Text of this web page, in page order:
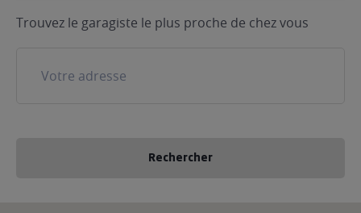
Trouvez le garagiste le plus proche de chez vous
Rechercher